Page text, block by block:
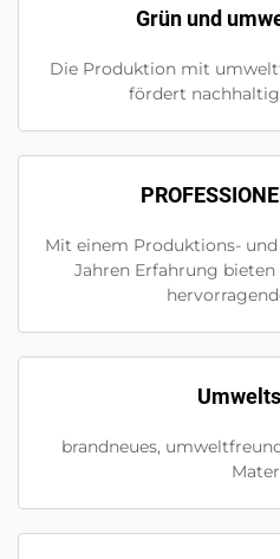
Grün und
Die Produktion mit
fördert
Mit einem Produktions-
Jahren Erfahrung
brandneues,